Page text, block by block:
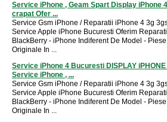
Service iPhone , Geam Spart Display iPhone
crapat Ofer ...
Service Gsm iPhone / Reparatii iPhone 4 3g
Service Apple iPhone Bucuresti Oferim
BlackBerry - iPhone Indiferent De Model - Piese
Originale In ...
Service iPhone 4 Bucuresti DISPLAY
Service iPhone , ...
Service Gsm iPhone / Reparatii iPhone 4 3g
Service Apple iPhone Bucuresti Oferim
BlackBerry - iPhone Indiferent De Model - Piese
Originale In ...